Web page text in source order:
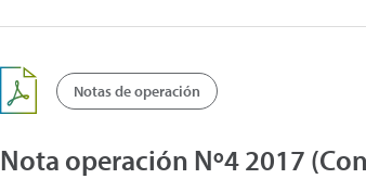
Notas de operación
Nota operación Nº4 2017